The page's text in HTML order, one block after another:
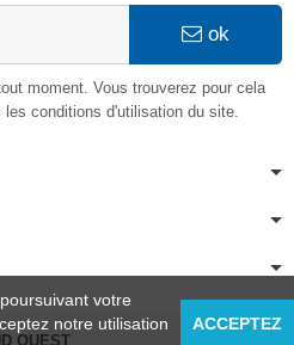
ok
moment. Vous trouverez pour cela
conditions d'utilisation du site.
OUEST
votre
notre utilisation
ACCEPTEZ